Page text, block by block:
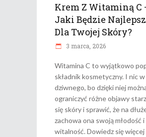
Krem Z Witaminą C
Jaki Będzie
Dla Twojej Skóry?
3 marca, 2026
Witamina C to wyjątkowo
składnik kosmetyczny. I nic
dziwnego, bo dzięki niej
ograniczyć różne objawy
się skóry i sprawić, że na
zachowa ona swoją młodość i
witalność. Dowiedz się więcej